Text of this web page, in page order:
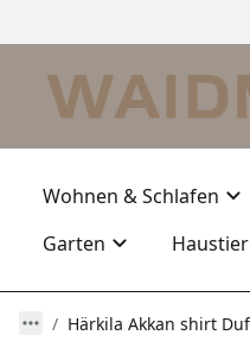
Wohnen & Schlafen
Garten
Haustier